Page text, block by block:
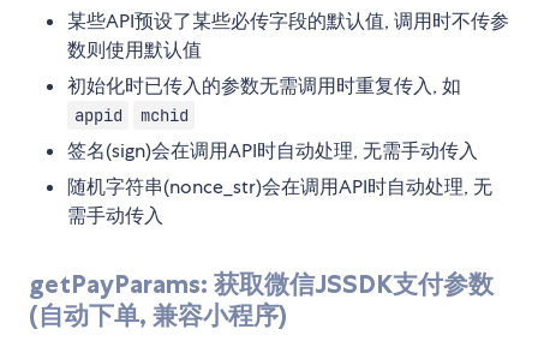
某些API预设了某些必传字段的默认值, 调用时不传参
数则使用默认值
初始化时已传入的参数无需调用时重复传入, 如
appid mchid
签名(sign)会在调用API时自动处理, 无需手动传入
随机字符串(nonce_str)会在调用API时自动处理, 无
需手动传入
getPayParams: 获取微信JSSDK支付参数
(自动下单, 兼容小程序)